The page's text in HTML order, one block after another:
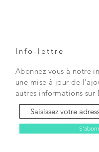
Info-lettre
Abonnez vous à notre
une mise à jour de
autres informations sur